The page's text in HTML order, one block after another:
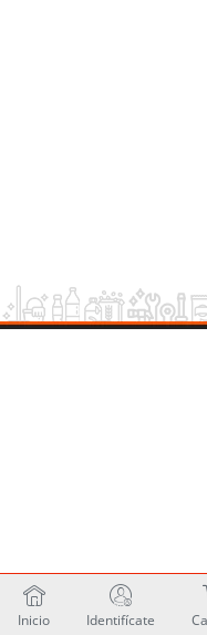
Inicio Identifícate